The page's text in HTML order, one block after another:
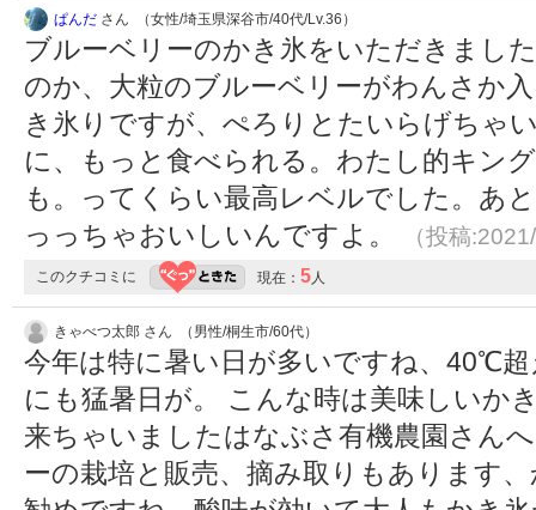
ぱんだ さん （女性/埼玉県深谷市/40代/Lv.36）
ブルーベリーのかき氷をいただきまし
のか、大粒のブルーベリーがわんさか
き氷りですが、ぺろりとたいらげちゃ
に、もっと食べられる。わたし的キン
も。ってくらい最高レベルでした。あ
っっちゃおいしいんですよ。
（投稿
このクチコミに 現在： 5人
きゃべつ太郎 さん （男性/桐生市/60代）
今年は特に暑い日が多いですね、40℃
にも猛暑日が。 こんな時は美味しいか
来ちゃいましたはなぶさ有機農園さん
ーの栽培と販売、摘み取りもあります